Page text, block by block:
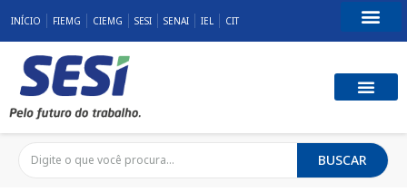
INÍCIO FIEMG CIEMG SESI SENAI IEL CIT
BUSCAR